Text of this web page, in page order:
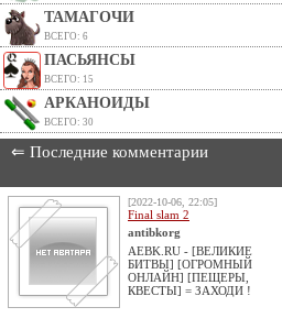
ТАМАГОЧИ
ВСЕГО: 6
ПАСЬЯНСЫ
ВСЕГО: 15
АРКАНОИДЫ
ВСЕГО: 30
⇐ Последние комментарии
[2022-10-06, 22:05]
Final slam 2
antibkorg
AEBK.RU - [ВЕЛИКИЕ
БИТВЫ] [ОГРОМНЫЙ
ОНЛАЙН] [ПЕЩЕРЫ,
КВЕСТЫ] = ЗАХОДИ !